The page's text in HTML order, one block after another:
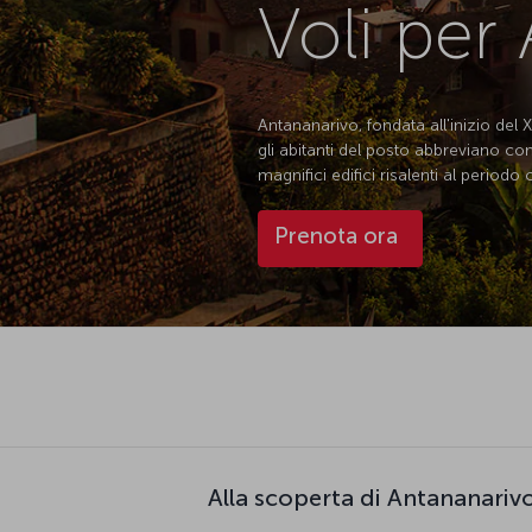
Voli per
Antananarivo, fondata all'inizio del
gli abitanti del posto abbreviano
magnifici edifici risalenti al periodo
Prenota ora
Alla scoperta di